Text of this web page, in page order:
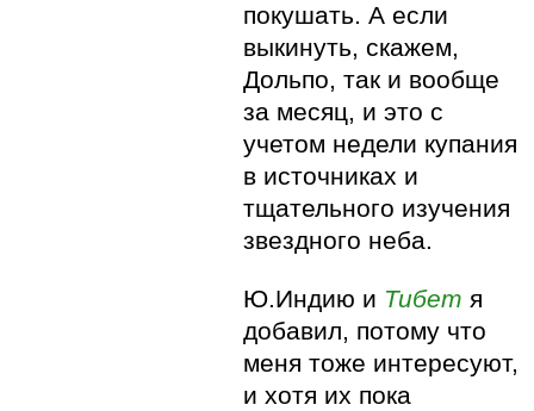
покушать. А если
выкинуть, скажем,
Дольпо, так и вообще
за месяц, и это с
учетом недели купания
в источниках и
тщательного изучения
звездного неба.
Ю.Индию и Тибет я
добавил, потому что
меня тоже интересуют,
и хотя их пока